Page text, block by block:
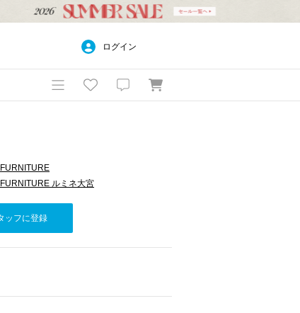
ログイン
ルミネ大宮
ッフに登録